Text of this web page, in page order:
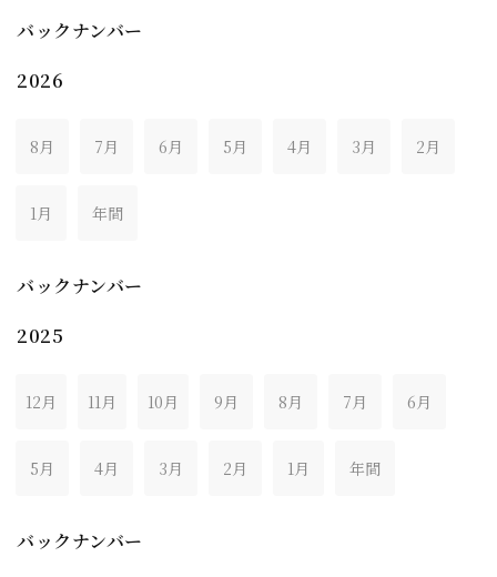
バックナンバー
2026
8月 7月 6月 5月 4月 3月 2月
1月 年間
バックナンバー
2025
12月 11月 10月 9月 8月 7月 6月
5月 4月 3月 2月 1月 年間
バックナンバー